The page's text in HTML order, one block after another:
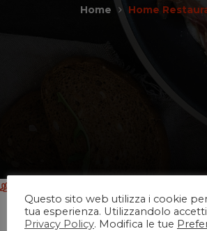
Home Home
Questo sito web utilizza i cookie
tua esperienza. Utilizzandolo
Privacy Policy. Modifica le tue